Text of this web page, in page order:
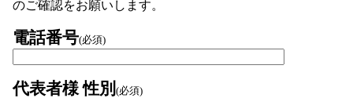
のご確認をお願いします。
電話番号(必須)
代表者様 性別 (必須)